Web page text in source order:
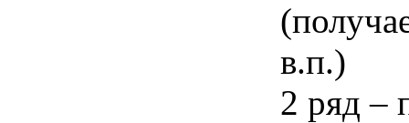
в.п.)
2 ряд –